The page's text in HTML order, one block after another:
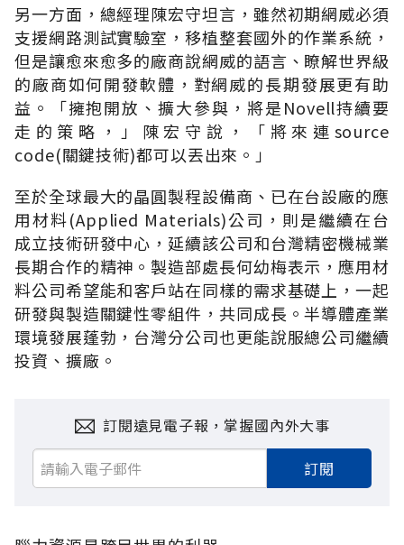
另一方面，總經理陳宏守坦言，雖然初期網威必須
支援網路測試實驗室，移植整套國外的作業系統，
但是讓愈來愈多的廠商說網威的語言、瞭解世界級
的廠商如何開發軟體，對網威的長期發展更有助
益。「擁抱開放、擴大參與，將是Novell持續要
走的策略，」陳宏守說，「將來連source
code(關鍵技術)都可以丟出來。」
至於全球最大的晶圓製程設備商、已在台設廠的應
用材料(Applied Materials)公司，則是繼續在台
成立技術研發中心，延續該公司和台灣精密機械業
長期合作的精神。製造部處長何幼梅表示，應用材
料公司希望能和客戶站在同樣的需求基礎上，一起
研發與製造關鍵性零組件，共同成長。半導體產業
環境發展蓬勃，台灣分公司也更能說服總公司繼續
投資、擴廠。
訂閱遠見電子報，掌握國內外大事
訂閱